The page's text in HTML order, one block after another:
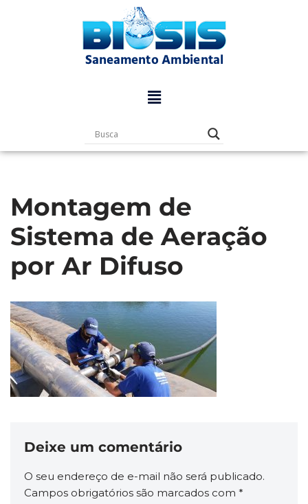
Montagem de
Sistema de Aeração
por Ar Difuso
Deixe um comentário
O seu endereço de e-mail não será publicado.
Campos obrigatórios são marcados com *